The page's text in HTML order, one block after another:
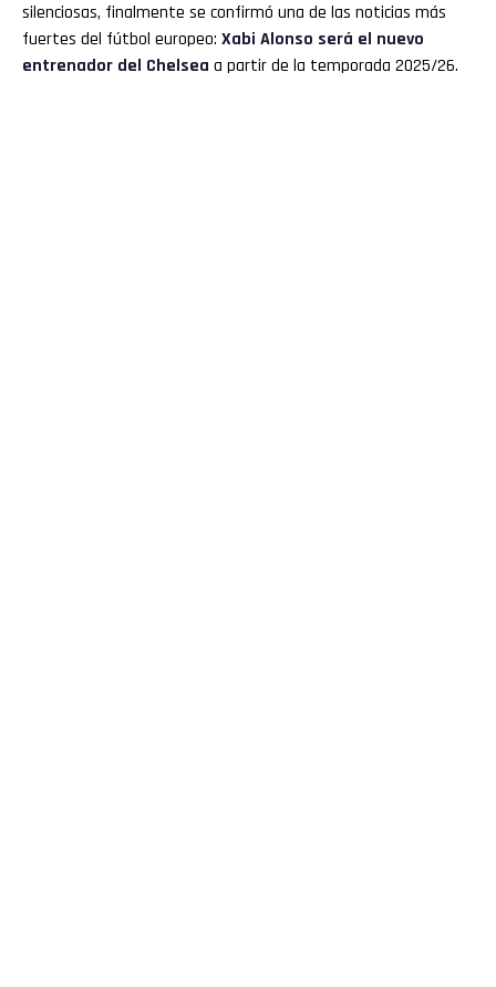
silenciosas, finalmente se confirmó una de las noticias más
fuertes del fútbol europeo: Xabi Alonso será el nuevo
entrenador del Chelsea a partir de la temporada 2025/26.